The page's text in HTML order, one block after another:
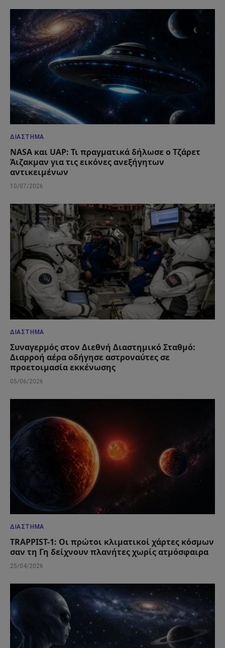
ΔΙΆΣΤΗΜΑ
NASA και UAP: Τι πραγματικά δήλωσε ο Τζάρετ
Άιζακμαν για τις εικόνες ανεξήγητων
αντικειμένων
10/07/2026
ΔΙΆΣΤΗΜΑ
Συναγερμός στον Διεθνή Διαστημικό Σταθμό:
Διαρροή αέρα οδήγησε αστροναύτες σε
προετοιμασία εκκένωσης
05/06/2026
ΔΙΆΣΤΗΜΑ
TRAPPIST-1: Οι πρώτοι κλιματικοί χάρτες κόσμων
σαν τη Γη δείχνουν πλανήτες χωρίς ατμόσφαιρα
25/04/2026